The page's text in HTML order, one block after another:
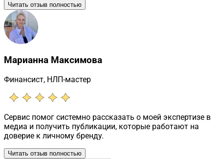
Читать отзыв полностью
Марианна Максимова
Финансист, НЛП-мастер
Сервис помог системно рассказать о моей экспертизе в
медиа и получить публикации, которые работают на
доверие к личному бренду.
Читать отзыв полностью